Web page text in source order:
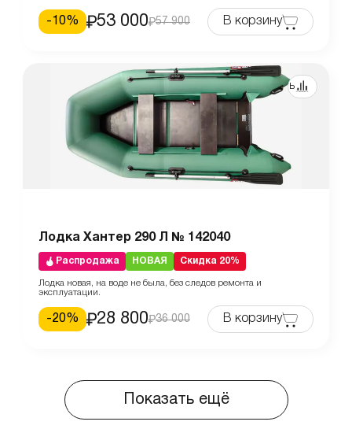
- 10% 53 000 57 900 В корзину
Сравнить
Лодка Хантер 290 Л № 142040
Распродажа НОВАЯ Скидка 20%
Лодка новая, на воде не была, без следов ремонта и
эксплуатации.
-20% 28 800 36 000 В корзину
Показать ещё